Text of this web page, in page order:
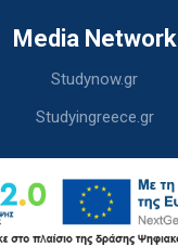
Media Network
Studynow.gr
Studyingreece.gr